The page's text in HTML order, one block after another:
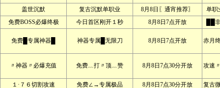
盖世沉默 复古沉默单职业 8月8日〖通宵推荐〗
单职
免费BOSS必爆终极
今日首区刚开１秒 8月8日7点开放 ██
免费█专属神器█ 神器专属█无限刀 8月8日7点开放 赤月
〃神器〃必爆充值 免费﹏打〃顶﹏赞 8月8日7点30分开放 攻速
１·７６切割攻速 免费∠→专属极品 8月8日7点30分开放
复古